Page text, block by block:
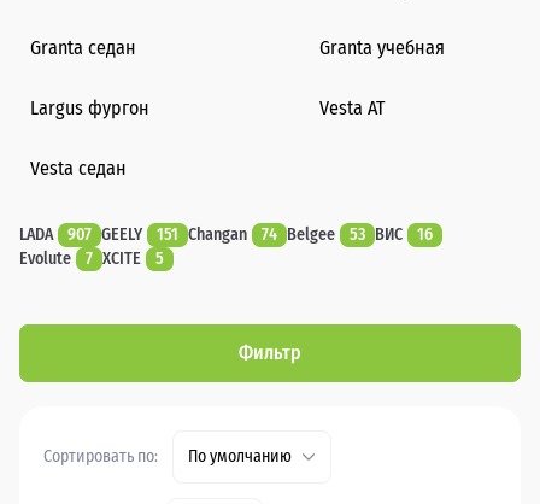
Granta седан Granta учебная
Largus фургон Vesta AT
Vesta седан
LADA 907 GEELY 151 Changan 74 Belgee 53 ВИС
16
Evolute
7 XCITE 5
Фильтр
Сортировать по: По умолчанию